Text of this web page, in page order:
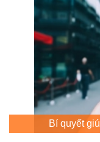
Bí quyết